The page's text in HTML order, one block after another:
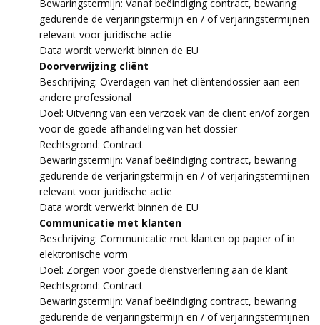
Bewaringstermijn: Vanaf beëindiging contract, bewaring
gedurende de verjaringstermijn en / of verjaringstermijnen
relevant voor juridische actie
Data wordt verwerkt binnen de EU
Doorverwijzing cliënt
Beschrijving: Overdagen van het cliëntendossier aan een
andere professional
Doel: Uitvering van een verzoek van de cliënt en/of zorgen
voor de goede afhandeling van het dossier
Rechtsgrond: Contract
Bewaringstermijn: Vanaf beëindiging contract, bewaring
gedurende de verjaringstermijn en / of verjaringstermijnen
relevant voor juridische actie
Data wordt verwerkt binnen de EU
Communicatie met klanten
Beschrijving: Communicatie met klanten op papier of in
elektronische vorm
Doel: Zorgen voor goede dienstverlening aan de klant
Rechtsgrond: Contract
Bewaringstermijn: Vanaf beëindiging contract, bewaring
gedurende de verjaringstermijn en / of verjaringstermijnen